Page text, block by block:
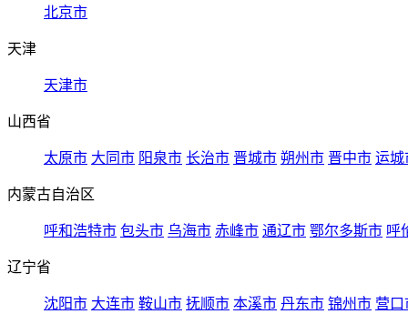
北京市
天津
天津市
山西省
太原市 大同市 阳泉市 长治市 晋城市 朔州市 晋中市 运城
内蒙古自治区
呼和浩特市 包头市 乌海市 赤峰市 通辽市 鄂尔多斯市 呼
辽宁省
沈阳市 大连市 鞍山市 抚顺市 本溪市 丹东市 锦州市 营口